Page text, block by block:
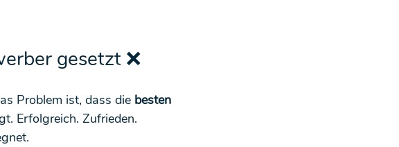
gesetzt ❌
Problem ist, dass die besten
Erfolgreich. Zufrieden.